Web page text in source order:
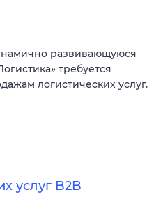
развивающуюся
требуется
логистических услуг.
услуг B2B